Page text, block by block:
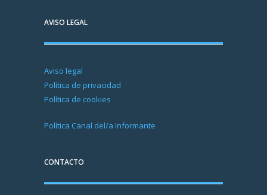
AVISO LEGAL
Aviso legal
Política de privacidad
Política de cookies
Política Canal del/a Informante
CONTACTO